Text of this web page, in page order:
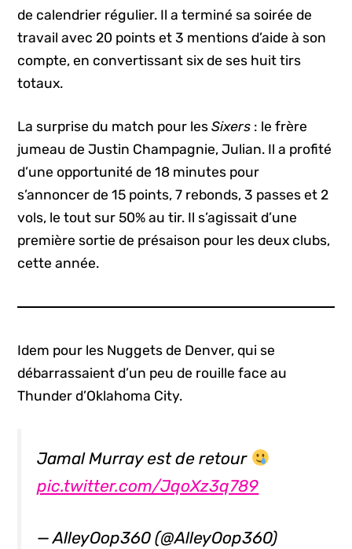
de calendrier régulier. Il a terminé sa soirée de
travail avec 20 points et 3 mentions d’aide à son
compte, en convertissant six de ses huit tirs
totaux.
La surprise du match pour lesSixers : le frère
jumeau de Justin Champagnie, Julian. Il a profité
d’une opportunité de 18 minutes pour
s’annoncer de 15 points, 7 rebonds, 3 passes et 2
vols, le tout sur 50% au tir. Il s’agissait d’une
première sortie de présaison pour les deux clubs,
cette année.
Idem pour les Nuggets de Denver, qui se
débarrassaient d’un peu de rouille face au
Thunder d’Oklahoma City.
Jamal Murray est de retour
pic.twitter.com/JqoXz3q789
— AlleyOop360 (@AlleyOop360)